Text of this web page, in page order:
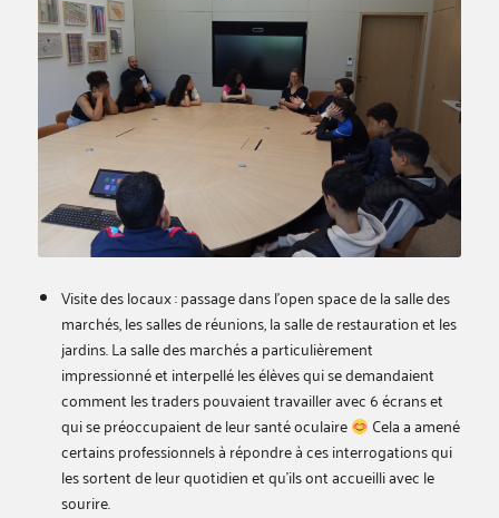
Visite des locaux : passage dans l’open space de la salle des
marchés, les salles de réunions, la salle de restauration et les
jardins. La salle des marchés a particulièrement
impressionné et interpellé les élèves qui se demandaient
comment les traders pouvaient travailler avec 6 écrans et
qui se préoccupaient de leur santé oculaire
Cela a amené
certains professionnels à répondre à ces interrogations qui
les sortent de leur quotidien et qu’ils ont accueilli avec le
sourire.